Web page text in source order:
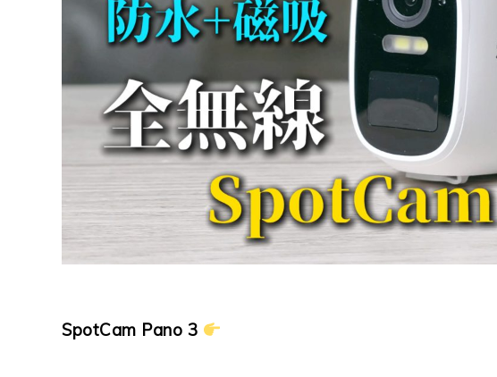
SpotCam Pano 3